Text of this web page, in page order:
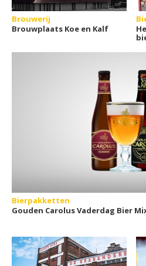
Brouwerij
Brouwplaats Koe en Kalf
Bierpakketten
Gouden Carolus Vaderdag Bier